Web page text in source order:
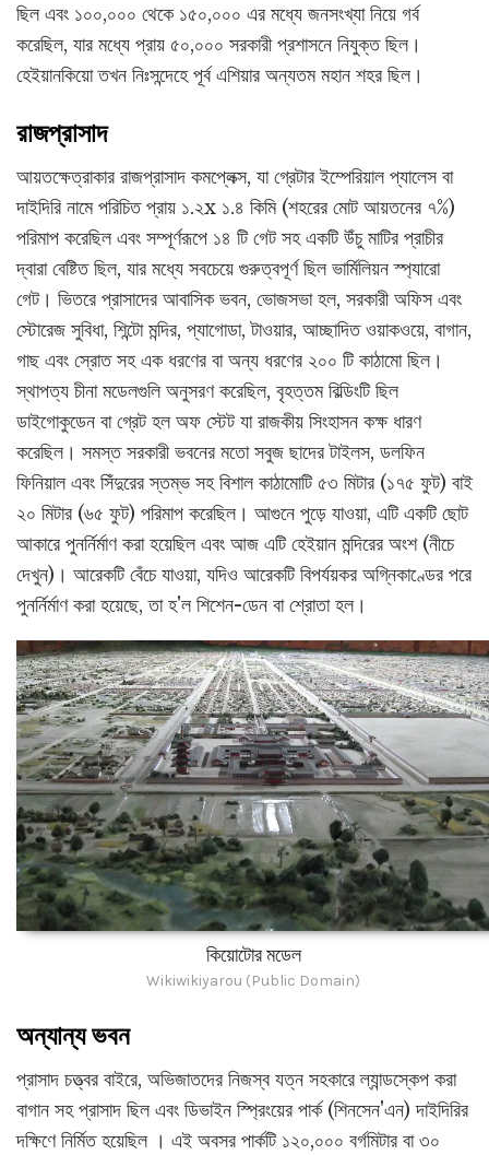
ছিল এবং ১০০,০০০ থেকে ১৫০,০০০ এর মধ্যে জনসংখ্যা নিয়ে গর্ব
করেছিল, যার মধ্যে প্রায় ৫০,০০০ সরকারী প্রশাসনে নিযুক্ত ছিল।
হেইয়ানকিয়ো তখন নিঃসন্দেহে পূর্ব এশিয়ার অন্যতম মহান শহর ছিল।
রাজপ্রাসাদ
আয়তক্ষেত্রাকার রাজপ্রাসাদ কমপ্লেক্স, যা গ্রেটার ইম্পেরিয়াল প্যালেস বা
দাইদিরি নামে পরিচিত প্রায় ১.২x ১.৪ কিমি (শহরের মোট আয়তনের ৭%)
পরিমাপ করেছিল এবং সম্পূর্ণরূপে ১৪ টি গেট সহ একটি উঁচু মাটির প্রাচীর
দ্বারা বেষ্টিত ছিল, যার মধ্যে সবচেয়ে গুরুত্বপূর্ণ ছিল ভার্মিলিয়ন স্প্যারো
গেট। ভিতরে প্রাসাদের আবাসিক ভবন, ভোজসভা হল, সরকারী অফিস এবং
স্টোরেজ সুবিধা, শিন্টো মন্দির, প্যাগোডা, টাওয়ার, আচ্ছাদিত ওয়াকওয়ে, বাগান,
গাছ এবং স্রোত সহ এক ধরণের বা অন্য ধরণের ২০০ টি কাঠামো ছিল।
স্থাপত্য চীনা মডেলগুলি অনুসরণ করেছিল, বৃহত্তম বিল্ডিংটি ছিল
ডাইগোকুডেন বা গ্রেট হল অফ স্টেট যা রাজকীয় সিংহাসন কক্ষ ধারণ
করেছিল। সমস্ত সরকারী ভবনের মতো সবুজ ছাদের টাইলস, ডলফিন
ফিনিয়াল এবং সিঁদুরের স্তম্ভ সহ বিশাল কাঠামোটি ৫৩ মিটার (১৭৫ ফুট) বাই
২০ মিটার (৬৫ ফুট) পরিমাপ করেছিল। আগুনে পুড়ে যাওয়া, এটি একটি ছোট
আকারে পুনর্নির্মাণ করা হয়েছিল এবং আজ এটি হেইয়ান মন্দিরের অংশ (নীচে
দেখুন)। আরেকটি বেঁচে যাওয়া, যদিও আরেকটি বিপর্যয়কর অগ্নিকাণ্ডের পরে
পুনর্নির্মাণ করা হয়েছে, তা হ'ল শিশেন-ডেন বা শ্রোতা হল।
কিয়োটোর মডেল
Wikiwikiyarou (Public Domain)
অন্যান্য ভবন
প্রাসাদ চত্ত্বর বাইরে, অভিজাতদের নিজস্ব যত্ন সহকারে ল্যান্ডস্কেপ করা
বাগান সহ প্রাসাদ ছিল এবং ডিভাইন স্প্রিংয়ের পার্ক (শিনসেন'এন) দাইদিরির
দক্ষিণে নির্মিত হয়েছিল । এই অবসর পার্কটি ১২০,০০০ বর্গমিটার বা ৩০